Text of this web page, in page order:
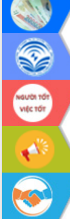
sầu riêng tại Đắk Lắk
Trình diễn nghệ thuật
món ăn từ sầu riêng
Đắk Lắk công bố Quy
tiến đầu tư tỉnh
Ngành cá ngừ Đắk Lắk
ứng để giữ vững thị
Diễn đàn Kinh tế tư nhân
phá cơ chế - Hợp tác
Đề án 06 tạo bước
cải cách hành chính
Kết nối tour, đẩy mạnh
để phát triển du lịch Đắk
Khởi động Dự án Đầu tư
tầng kỹ thuật Cụm công
Gặp mặt các cơ quan
niệm 101 năm Ngày Báo
mạng Việt Nam
Đắk Lắk sơ kết 4 năm